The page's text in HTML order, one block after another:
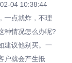
04 10:38:44
一点就炸，不理
种情况怎么办呢?
建议他别买。一
户就会产生抵